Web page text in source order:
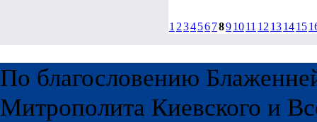
1 234567891011 12 131415
По благословению
Митрополита Киевского и